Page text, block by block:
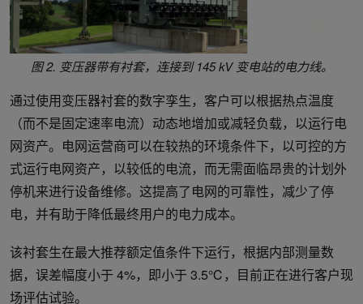
图 2. 变压器带有衬套，连接到 145 kV 变电站的电力线。
通过使用变压器衬套的数字孪生，客户可以根据热点温度
（而不是固定速率电流）动态地增加或减轻负载，以运行电
网资产。电网运营商可以在较热的环境条件下，以可控的方
式运行电网资产，以较低的电流，而无需面临昂贵的计划外
停机来进行设备维修。这提高了电网的可靠性，减少了停
电，并有助于降低最终用户的电力成本。
该衬套生在最大推荐额定值条件下运行，根据内部测量数
据，误差幅度小于 4%，即小于 3.5℃，目前正在进行客户现
场评估试验。